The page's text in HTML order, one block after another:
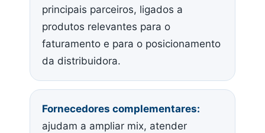
principais parceiros, ligados a
produtos relevantes para o
faturamento e para o posicionamento
da distribuidora.
Fornecedores complementares:
ajudam a ampliar mix, atender